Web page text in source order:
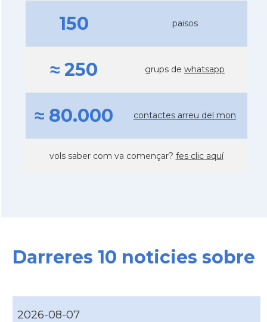
150 països
≈ 250 grups de whatsapp
≈ 80.000 contactes arreu del mon
vols saber com va començar? fes clic aquí
Darreres 10 noticies sobre
2026-08-07